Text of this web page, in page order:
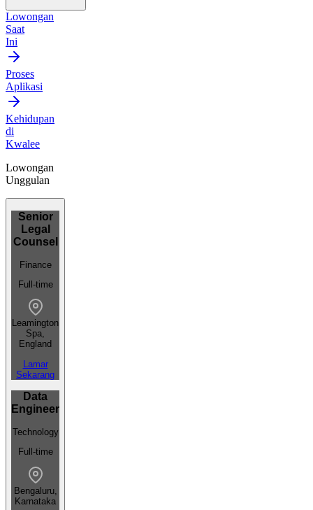
Lowongan
Saat
Ini
Proses
Aplikasi
Kehidupan
di
Kwalee
Lowongan
Unggulan
Senior
Legal
Counsel
Finance
Full-time
Leamington
Spa,
England
Lamar
Sekarang
Data
Engineer
Technology
Full-time
Bengaluru,
Karnataka